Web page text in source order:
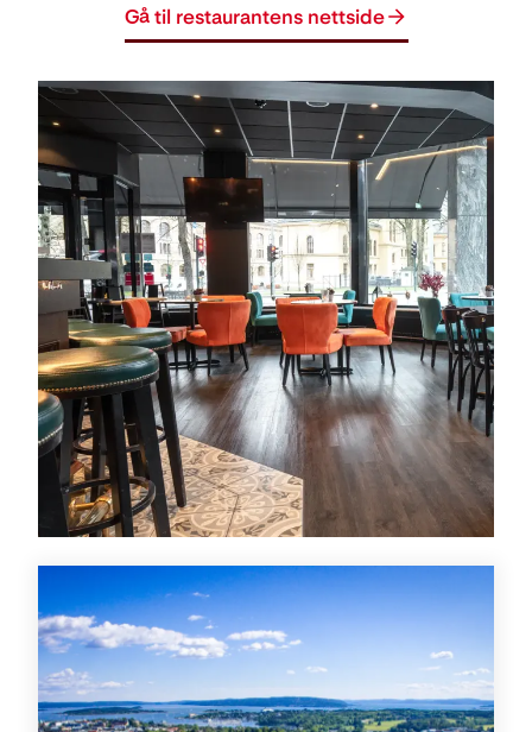
Gå til restaurantens nettside
Aktiviteter